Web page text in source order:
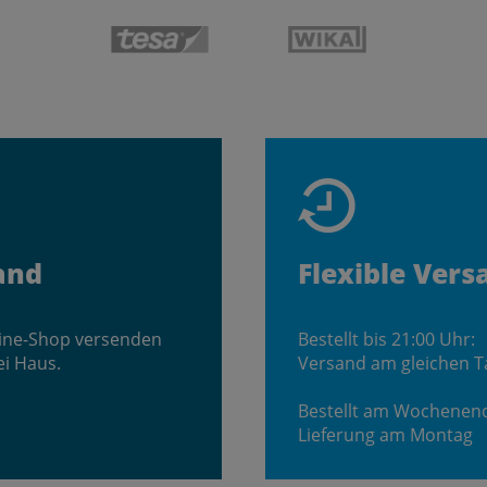
Shop versenden
Haus.
Flexible
Bestellt bis 21:00 Uhr:
Versand am gleichen
Bestellt am
Lieferung am Montag